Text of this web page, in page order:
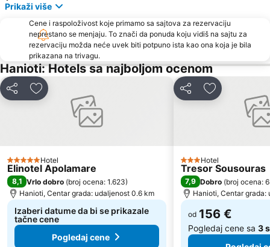
Kalamici
Afytos
Livrohio
Haniotis Melathron
Porto Karas 1
Ormos Panagias
Plaža Tristinika
Karagatsia
Agios Georgios
Gerakini
Beach Road
Nea Skioni
Porto Karas
Plaža Nea Fokea
Plaža Koviou
Pristanište Pirgadikja
Porto Koufo
Prikaži više
Cene i raspoloživost koje primamo sa sajtova za rezervaciju
neprestano se menjaju. To znači da ponuda koju vidiš na sajtu za
rezervaciju možda neće uvek biti potpuno ista kao ona koja je bila
prikazana na trivagu.
Hanioti: Hotels sa najboljom ocenom
Deli Dodati u favorite
5 Zvezdice
Hotel
Elinotel Apolamare
8,1 Vrlo dobro (broj ocena: 1.623)
Hanioti, Centar grada: udaljenost 0.6 km
Izaberi datume da bi se prikazale
tačne cene
Pogledaj cene
Deli Dodati u
3 Zvezdice
Hotel
Tresor Sousouras
7,9 Dobro (broj ocena:
Hanioti, Centar grada:
od 156 €
Pogledaj cene sa 3